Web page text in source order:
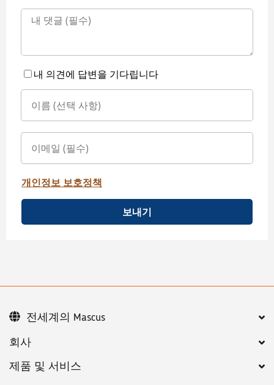
내 의견에 답변을 기다립니다
개인정보 보호정책
보내기
회사
제품 및 서비스
전세계의 Mascus